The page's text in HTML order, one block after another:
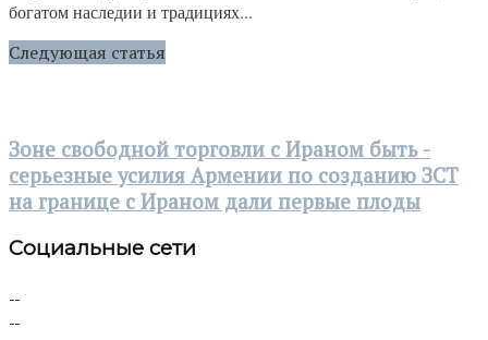
богатом наследии и традициях...
Следующая статья
Зоне свободной торговли с Ираном быть -
серьезные усилия Армении по созданию ЗСТ
на границе с Ираном дали первые плоды
Социальные сети